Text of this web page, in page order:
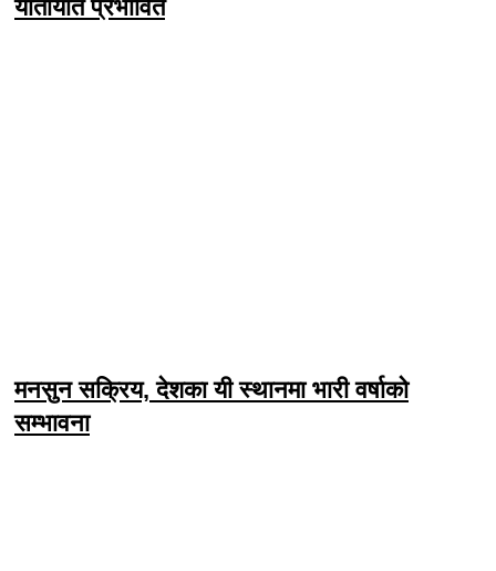
यातायात प्रभावित
मनसुन सक्रिय, देशका यी स्थानमा भारी वर्षाको
सम्भावना